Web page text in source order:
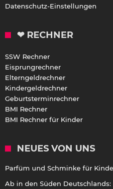
Datenschutz-Einstellungen
❤ RECHNER
SSW Rechner
Eisprungrechner
Elterngeldrechner
Kindergeldrechner
Geburtsterminrechner
BMI Rechner
BMI Rechner für Kinder
NEUES VON UNS
Parfüm und Schminke für
Ab in den Süden